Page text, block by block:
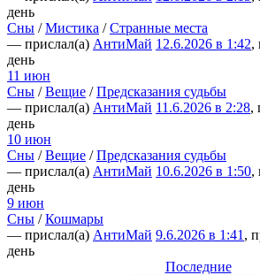
день
Сны /Мистика /Странные места
— прислал(а) АнтиМай 12.6.2026 в 1:42,
день
11 июн
Сны /Вещие /Предсказания судьбы
— прислал(а) АнтиМай 11.6.2026 в 2:28,
день
10 июн
Сны /Вещие /Предсказания судьбы
— прислал(а) АнтиМай 10.6.2026 в 1:50,
день
9 июн
Сны /Кошмары
— прислал(а) АнтиМай 9.6.2026 в 1:41 ,
день
Последние